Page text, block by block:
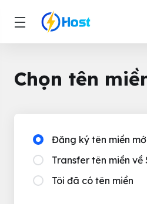
Chọn tên
Đăng ký tên miền
Transfer tên miền về
Tôi đã có tên miền